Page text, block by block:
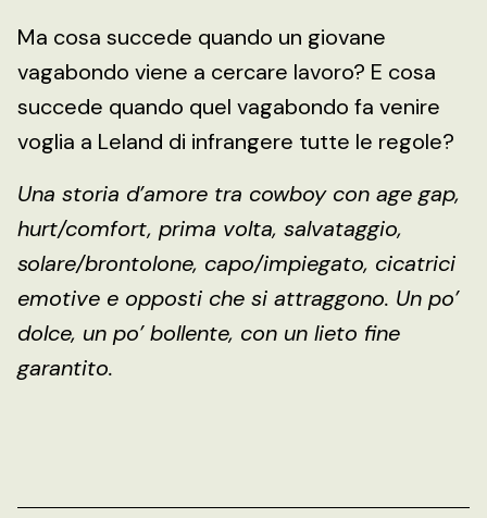
Ma cosa succede quando un giovane
vagabondo viene a cercare lavoro? E cosa
succede quando quel vagabondo fa venire
voglia a Leland di infrangere tutte le regole?
Una storia d’amore tra cowboy con age gap,
hurt/comfort, prima volta, salvataggio,
solare/brontolone, capo/impiegato, cicatrici
emotive e opposti che si attraggono. Un po’
dolce, un po’ bollente, con un lieto fine
garantito.